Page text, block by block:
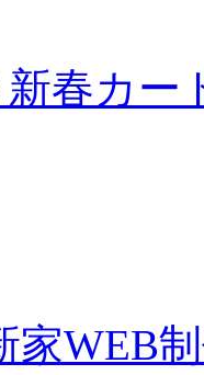
新春カ
家WEB